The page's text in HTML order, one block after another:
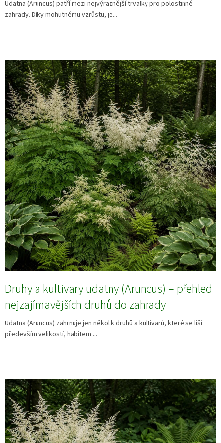
Udatna (Aruncus) patří mezi nejvýraznější trvalky pro polostinné
zahrady. Díky mohutnému vzrůstu, je...
Druhy a kultivary udatny (Aruncus) – přehled
nejzajímavějších druhů do zahrady
Udatna (Aruncus) zahrnuje jen několik druhů a kultivarů, které se liší
především velikostí, habitem ...